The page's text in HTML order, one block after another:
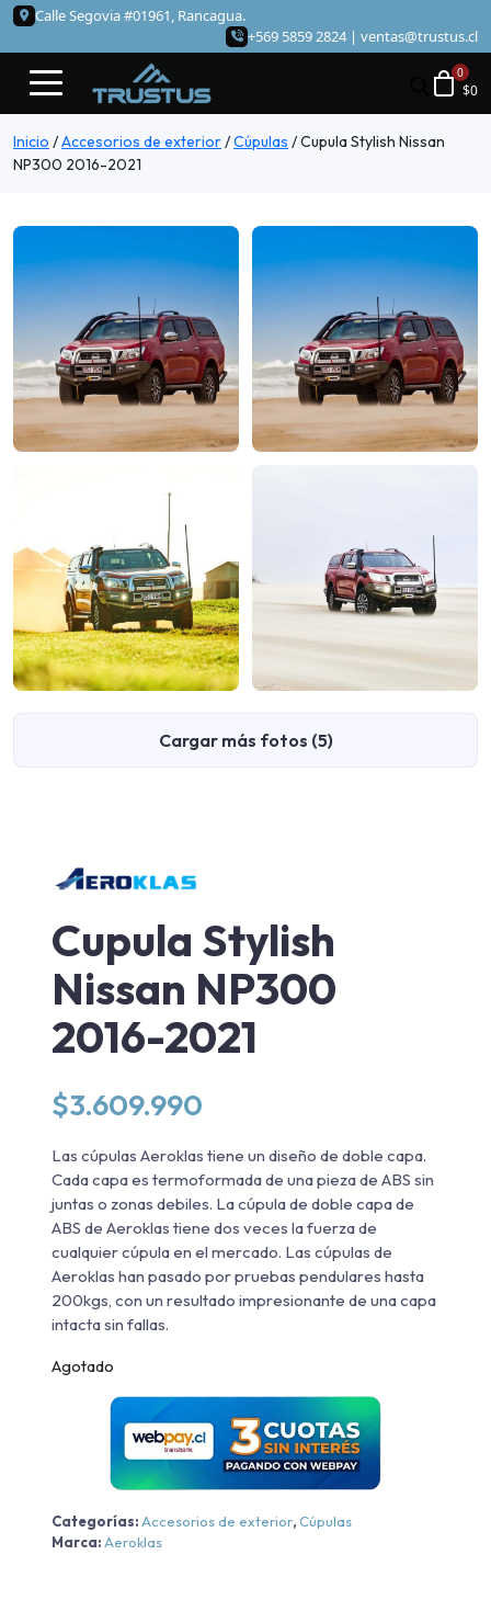
Calle Segovia #01961, Rancagua.
+569 5859 2824 | ventas@trustus.cl
$0
Inicio /Accesorios de exterior/Cúpulas /Cupula Stylish Nissan
NP300 2016-2021
Cargar más fotos (5)
Cupula Stylish
Nissan NP300
2016-2021
$3.609.990
Las cúpulas Aeroklas tiene un diseño de doble capa.
Cada capa es termoformada de una pieza de ABS sin
juntas o zonas debiles. La cúpula de doble capa de
ABS de Aeroklas tiene dos veces la fuerza de
cualquier cúpula en el mercado. Las cúpulas de
Aeroklas han pasado por pruebas pendulares hasta
200kgs, con un resultado impresionante de una capa
intacta sin fallas.
Agotado
Categorías:Accesorios de exterior,Cúpulas
Marca:Aeroklas